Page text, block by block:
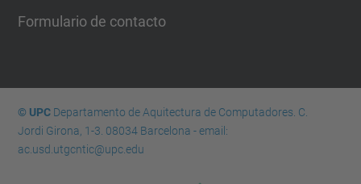
Formulario de contacto
© UPCDepartamento de Aquitectura de Computadores. C.
Jordi Girona, 1-3. 08034 Barcelona - email:
ac.usd.utgcntic@upc.edu